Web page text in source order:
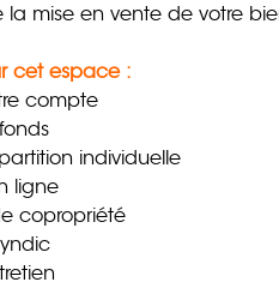
la mise en vente de votre
cet espace :
compte
individuelle
ligne
copropriété